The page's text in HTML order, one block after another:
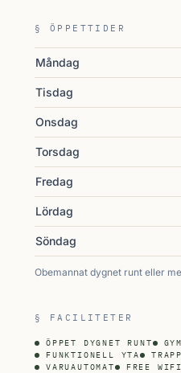
§ ÖPPETTIDER
Måndag
Tisdag
Onsdag
Torsdag
Fredag
Lördag
Söndag
Obemannat dygnet runt eller
§ FACILITETER
ÖPPET DYGNET RUNT
FUNKTIONELL YTA
VARUAUTOMAT
FREE